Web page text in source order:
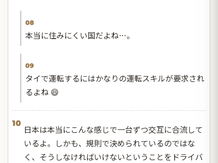
08
本当に住みにくい国だよね…。
09
タイで運転するにはかなりの運転スキルが要求され
るよね 😄
10
日本は本当にこんな感じで一台ずつ交互に合流して
いるよ。しかも、規則で決められているのではな
く、そうしなければいけないということをドライバ